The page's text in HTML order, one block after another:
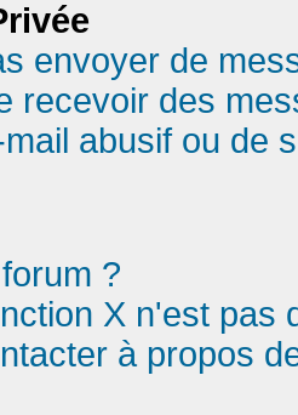
envoyer de
recevoir des
abusif ou de
?
X n'est pas
à propos